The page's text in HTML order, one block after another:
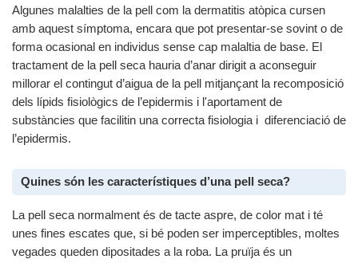
Algunes malalties de la pell com la dermatitis atòpica cursen
amb aquest símptoma, encara que pot presentar-se sovint o de
forma ocasional en individus sense cap malaltia de base. El
tractament de la pell seca hauria d’anar dirigit a aconseguir
millorar el contingut d’aigua de la pell mitjançant la recomposició
dels lípids fisiològics de l’epidermis i l'aportament de
substàncies que facilitin una correcta fisiologia i diferenciació de
l’epidermis.
Quines són les característiques d’una pell seca?
La pell seca normalment és de tacte aspre, de color mat i té
unes fines escates que, si bé poden ser imperceptibles, moltes
vegades queden dipositades a la roba. La pruïja és un